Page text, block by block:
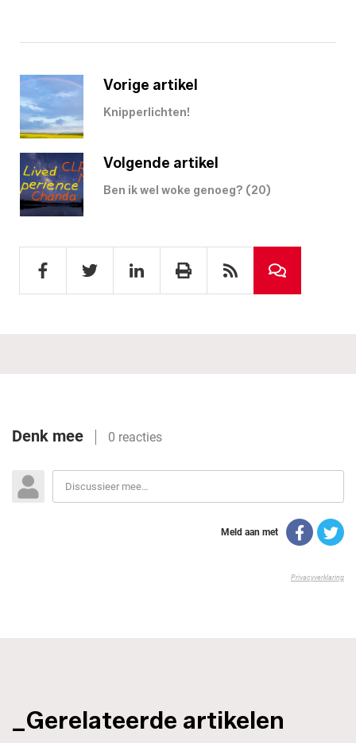
Vorige artikel
Knipperlichten!
Volgende artikel
Ben ik wel woke genoeg? (20)
_Gerelateerde artikelen